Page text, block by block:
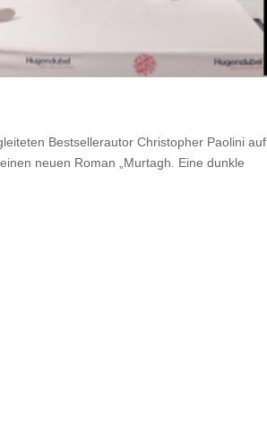
Bestsellerautor Christopher Paolini auf
neuen Roman „Murtagh. Eine dunkle